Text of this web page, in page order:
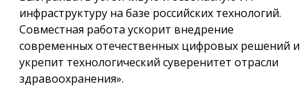
инфраструктуру на базе российских технологий.
Совместная работа ускорит внедрение
современных отечественных цифровых решений и
укрепит технологический суверенитет отрасли
здравоохранения».